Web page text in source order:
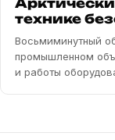
технике
Восьмиминутный
промышленном
и работы